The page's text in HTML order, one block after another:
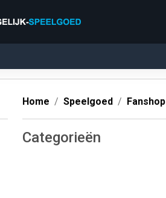
Home Speelgoed Fanshop
Categorieën